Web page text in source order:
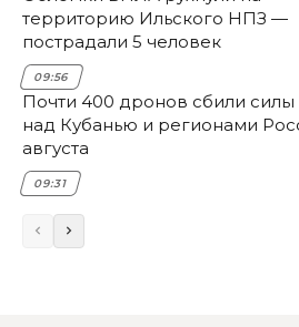
территорию Ильского НПЗ —
пострадали 5 человек
09:56
Почти 400 дронов сбили
над Кубанью и регионами
августа
09:31